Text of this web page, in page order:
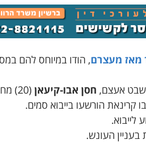
מאז מעצרם, הודו במיוחס להם
חסן אבו-קיעאן
(20)
לייבוא.
העונש.